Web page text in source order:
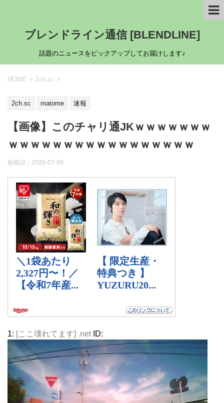
ブレンドライン通信 [BLENDLINE]
話題のニュースをピックアップしてお届けします♪
HOME > 2ch.sc >
2ch.sc matome 速報
【画像】このチャリ通JKｗｗｗｗｗｗｗ
ｗｗｗｗｗｗｗｗｗｗｗｗｗｗｗｗｗ
投稿日： 2026-07-09
1: [ここ壊れてます] .net ID: